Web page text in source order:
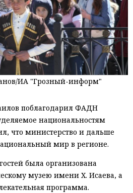
ИА "Грозный-информ"
поблагодарил ФАДН
национальностям
что министерство и дальше
мир в регионе.
была организована
музею имени Х. Исаева, а
программа.